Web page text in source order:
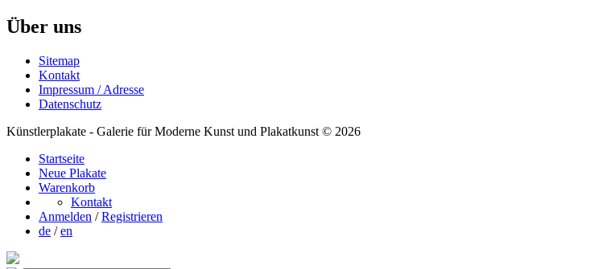
Über uns
Sitemap
Kontakt
Impressum / Adresse
Datenschutz
Künstlerplakate - Galerie für Moderne Kunst und Plakatkunst © 2026
Startseite
Neue Plakate
Warenkorb
Kontakt
Anmelden / Registrieren
de /en